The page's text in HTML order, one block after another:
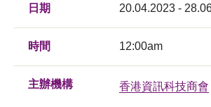
日期 20.04.2023 -
時間 12:00am
主辦機構 香港資訊科技商會